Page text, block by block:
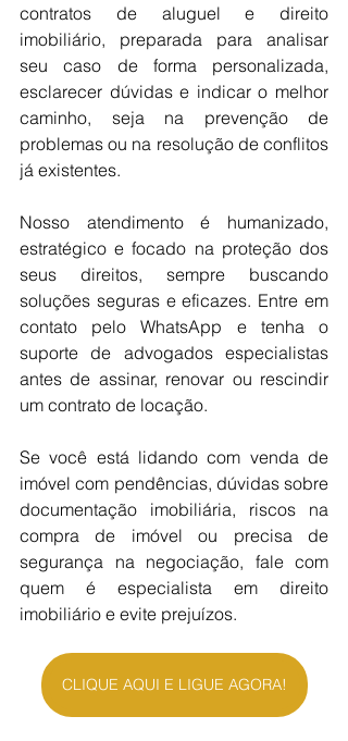
contratos de aluguel e direito
imobiliário, preparada para analisar
seu caso de forma personalizada,
esclarecer dúvidas e indicar o melhor
caminho, seja na prevenção de
problemas ou na resolução de conflitos
já existentes.
Nosso atendimento é humanizado,
estratégico e focado na proteção dos
seus direitos, sempre buscando
soluções seguras e eficazes. Entre em
contato pelo WhatsApp e tenha o
suporte de advogados especialistas
antes de assinar, renovar ou rescindir
um contrato de locação.
Se você está lidando com venda de
imóvel com pendências, dúvidas sobre
documentação imobiliária, riscos na
compra de imóvel ou precisa de
segurança na negociação, fale com
quem é especialista em direito
imobiliário e evite prejuízos.
CLIQUE AQUI E LIGUE AGORA!